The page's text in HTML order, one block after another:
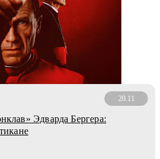
20.11
Эдварда Бергера: